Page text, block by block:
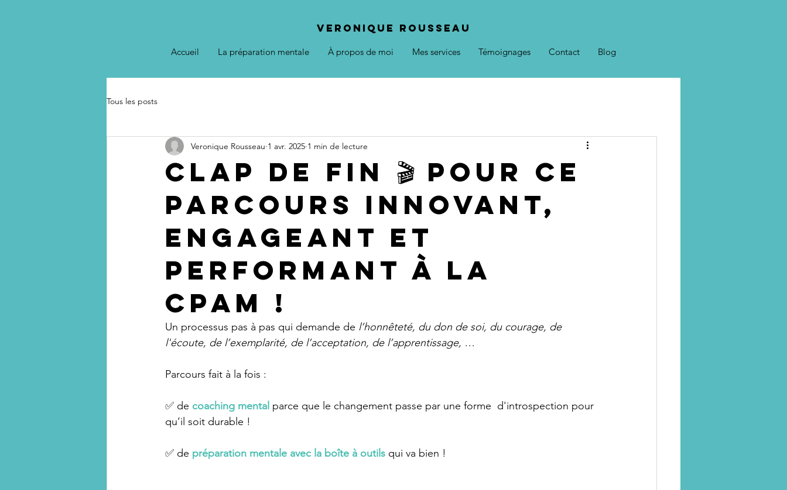
VERONIQUE ROUSSEAU
Accueil La préparation mentale À propos de moi Mes services Témoignages Contact Blog
Tous les posts
Clap de fin 🎬 pour ce
parcours innovant,
engageant et
performant à la
CPAM !
Veronique Rousseau 1 avr. 2025 1 min de lecture
Un processus pas à pas qui demande de l’honnêteté, du don de soi, du courage, de
l'écoute, de l’exemplarité, de l’acceptation, de l’apprentissage, …
Parcours fait à la fois :
✅ de coaching mental parce que le changement passe par une forme  d'introspection pour
qu’il soit durable !
✅ de préparation mentale avec la boîte à outils qui va bien !